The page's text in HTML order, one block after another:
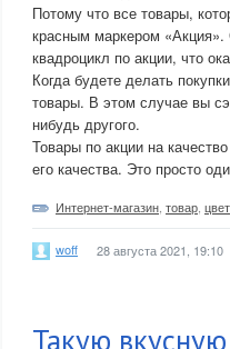
Потому что все товары,
красным маркером
квадроцикл по акции, что
Когда будете делать
товары. В этом случае вы
нибудь другого.
Товары по акции на
его качества. Это просто
Интернет-магазин товар цвет
woff 28 августа 2021, 19:10
Такую